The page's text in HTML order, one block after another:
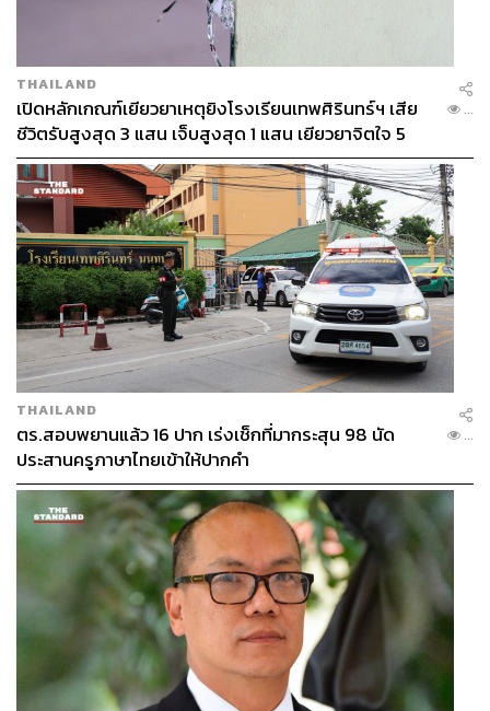
THAILAND
เปิดหลักเกณฑ์เยียวยาเหตุยิงโรงเรียนเทพศิรินทร์ฯ เสีย
ชีวิตรับสูงสุด 3 แสน เจ็บสูงสุด 1 แสน เยียวยาจิตใจ 5
ระดับ
...
THAILAND
ตร.สอบพยานแล้ว 16 ปาก เร่งเช็กที่มากระสุน 98 นัด
ประสานครูภาษาไทยเข้าให้ปากคำ
...